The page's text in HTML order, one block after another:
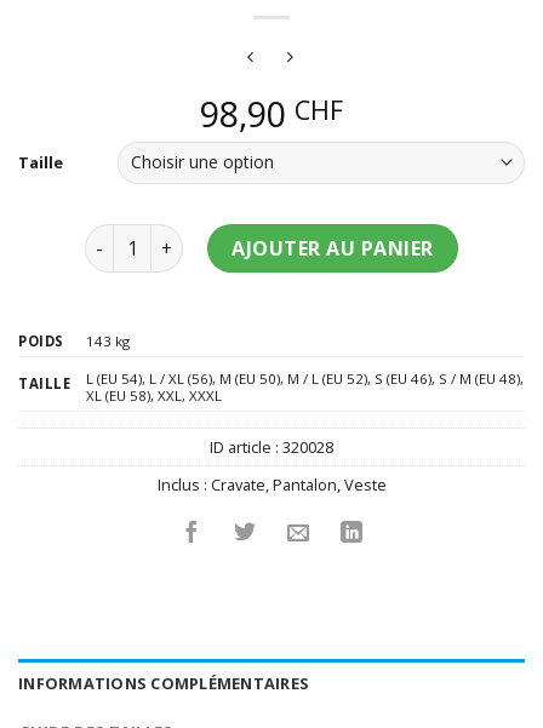
98,90 CHF
Taille
quantité de Costume Mr. Super Mario adulte
AJOUTER AU PANIER
POIDS 143 kg
TAILLE L (EU 54), L / XL (56), M (EU 50), M / L (EU 52), S (EU 46), S / M (EU 48),
XL (EU 58), XXL , XXXL
ID article : 320028
Inclus : Cravate,Pantalon,Veste
INFORMATIONS COMPLÉMENTAIRES